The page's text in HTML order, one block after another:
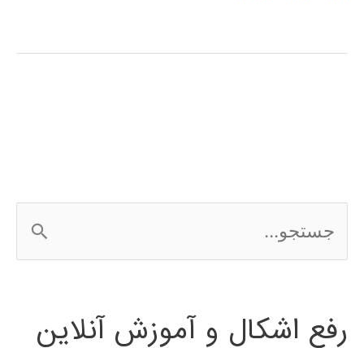
Lonely
برونئی
2016
س
ج
رفع اشکال و آموزش آنلاین